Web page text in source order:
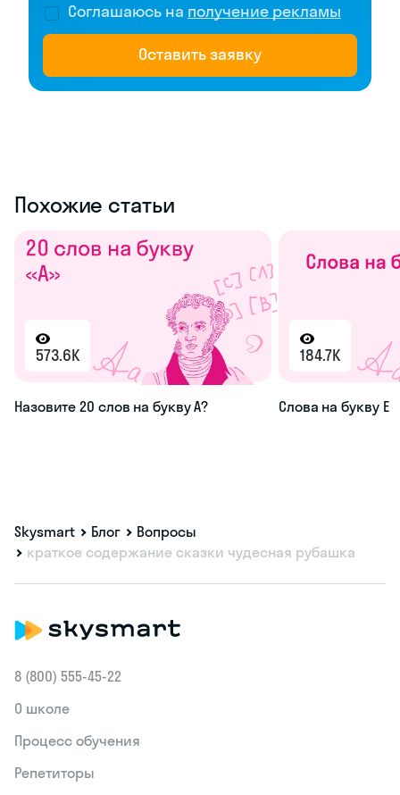
Соглашаюсь на получение рекламы
Оставить заявку
Похожие статьи
573.6K
Назовите 20 слов на букву А?
184.7K
Слова на букву Е
Skysmart Блог
Вопросы
краткое содержание сказки чудесная рубашка
8 (800) 555‑45-22
О школе
Процесс обучения
Репетиторы